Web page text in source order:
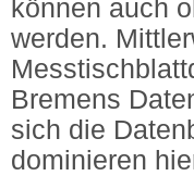
können auch
werden.
Bremens
sich die
dominieren